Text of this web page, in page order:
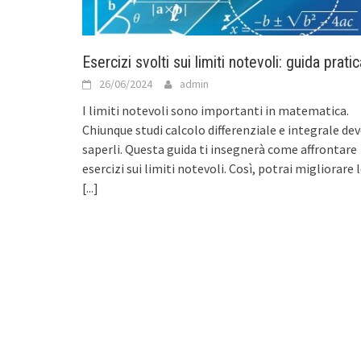
Esercizi svolti sui limiti notevoli: guida
26/06/2024 admin
I limiti notevoli sono importanti in matematica.
Chiunque studi calcolo differenziale e integrale
saperli. Questa guida ti insegnerà come affrontare
esercizi sui limiti notevoli. Così, potrai migliorare
[...]